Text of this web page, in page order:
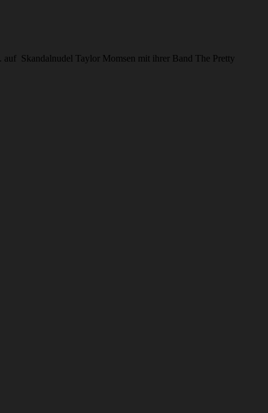
Skandalnudel Taylor Momsen mit ihrer Band The Pretty